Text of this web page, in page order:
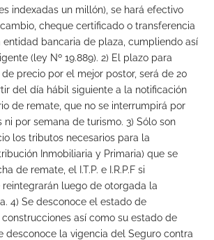
indexadas un millón), se hará efectivo
cheque certificado o transferencia
bancaria de plaza, cumpliendo así
(ley Nº 19.889). 2) El plazo para
precio por el mejor postor, será de 20
del día hábil siguiente a la notificación
de remate, que no se interrumpirá por
ni por semana de turismo. 3) Sólo son
los tributos necesarios para la
Inmobiliaria y Primaria) que se
de remate, el I.T.P. e I.R.P.F si
reintegrarán luego de otorgada la
4) Se desconoce el estado de
así como su estado de
desconoce la vigencia del Seguro contra